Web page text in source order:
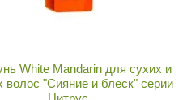
White Mandarin для сухих и
волос "Сияние и блеск" серии